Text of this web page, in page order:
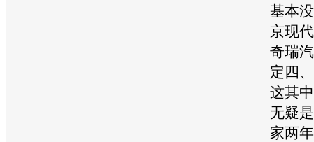
基本
京现代
奇瑞
定四
这其
无疑是
家两